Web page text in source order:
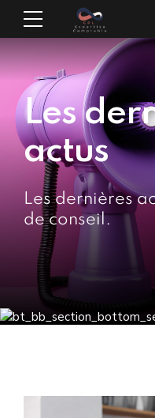
Les
actus
Les dernières
de conseil.